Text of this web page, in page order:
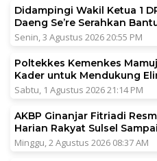
Didampingi Wakil Ketua 1
Daeng Se’re Serahkan
Senin, 3 Agustus 2026 20:55 PM
Poltekkes Kemenkes
Kader untuk Mendukung
Sabtu, 1 Agustus 2026 21:14 PM
AKBP Ginanjar Fitriadi
Harian Rakyat Sulsel
Minggu, 2 Agustus 2026 08:37 AM